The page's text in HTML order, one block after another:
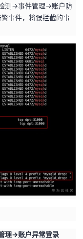
测->事件管理->账户防
事件，将误拦截的事
理->账户异常登录